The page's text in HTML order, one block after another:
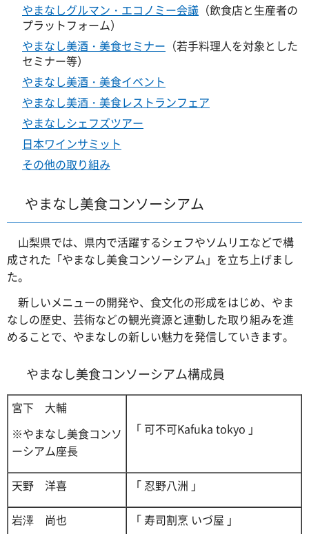
やまなしグルマン・エコノミー会議 （飲食店と生産者の
プラットフォーム）
やまなし美酒・美食セミナー （若手料理人を対象とした
セミナー等）
やまなし美酒・美食イベント
やまなし美酒・美食レストランフェア
やまなしシェフズツアー
日本ワインサミット
その他の取り組み
やまなし美食コンソーシアム
山梨県では、県内で活躍するシェフやソムリエなどで構
成された「やまなし美食コンソーシアム」を立ち上げまし
た。
新しいメニューの開発や、食文化の形成をはじめ、やま
なしの歴史、芸術などの観光資源と連動した取り組みを進
めることで、やまなしの新しい魅力を発信していきます。
やまなし美食コンソーシアム構成員
宮下 大輔
※やまなし美食コンソ
ーシアム座長
「 可不可Kafuka tokyo 」
天野 洋喜 「 忍野八洲 」
岩澤 尚也 「 寿司割烹 いづ屋 」